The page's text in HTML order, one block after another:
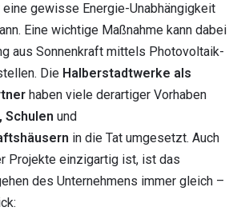
gewisse Energie-Unabhängigkeit
Eine wichtige Maßnahme kann dabei
aus Sonnenkraft mittels Photovoltaik-
Die Halberstadtwerke als
haben viele derartiger Vorhaben
Schulen und
in die Tat umgesetzt. Auch
Projekte einzigartig ist, ist das
des Unternehmens immer gleich –